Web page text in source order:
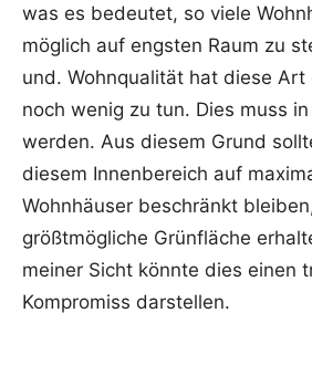
was es bedeutet, so viele
möglich auf engsten Raum zu
und. Wohnqualität hat diese Art
noch wenig zu tun. Dies muss
werden. Aus diesem Grund
diesem Innenbereich auf
Wohnhäuser beschränkt
größtmögliche Grünfläche
meiner Sicht könnte dies einen
Kompromiss darstellen.